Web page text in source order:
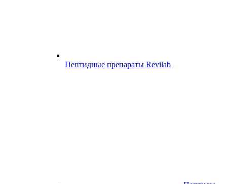
Пептидные препараты Revilab